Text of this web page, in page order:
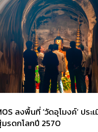
ลงพื้นที่ ‘วัดอุโมงค์’ ปร
รดกโลกปี 2570